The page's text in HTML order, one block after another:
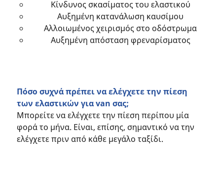
Κίνδυνος σκασίματος του ελαστικού
Αυξημένη κατανάλωση καυσίμου
Αλλοιωμένος χειρισμός στο οδόστρωμα
Αυξημένη απόσταση φρεναρίσματος
Πόσο συχνά πρέπει να ελέγχετε την πίεση
των ελαστικών για van σας;
Μπορείτε να ελέγχετε την πίεση περίπου μία
φορά το μήνα. Είναι, επίσης, σημαντικό να την
ελέγχετε πριν από κάθε μεγάλο ταξίδι.